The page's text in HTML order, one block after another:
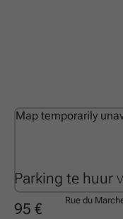
Parking te huur
95 €
Map temporarily
Rue du